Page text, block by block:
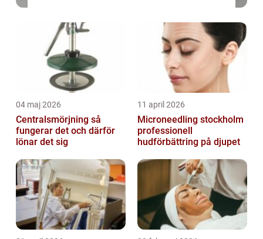
04 maj 2026
Centralsmörjning så
fungerar det och därför
lönar det sig
11 april 2026
Microneedling stockholm
professionell
hudförbättring på djupet